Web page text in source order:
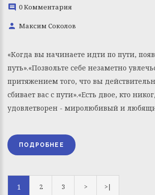
0 Комментария
Максим Соколов
«Когда вы начинаете идти по пути,
путь».«Позвольте себе незаметно
притяжением того, что вы
сбивает вас с пути».«Есть двое, кто
удовлетворен - миролюбивый и
1 2 3 > >|